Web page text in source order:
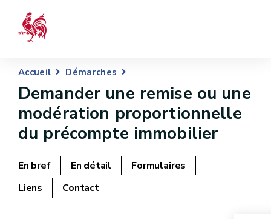
Accueil Démarches
Demander une remise ou une
modération proportionnelle
du précompte immobilier
En bref En détail
Formulaires
Liens
Contact